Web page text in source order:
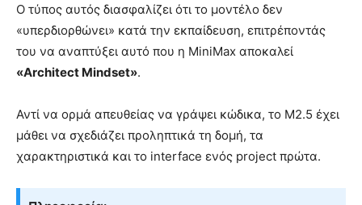
Ο τύπος αυτός διασφαλίζει ότι το μοντέλο δεν
«υπερδιορθώνει» κατά την εκπαίδευση, επιτρέποντάς
του να αναπτύξει αυτό που η MiniMax αποκαλεί
«Architect Mindset».
Αντί να ορμά απευθείας να γράψει κώδικα, το M2.5 έχει
μάθει να σχεδιάζει προληπτικά τη δομή, τα
χαρακτηριστικά και το interface ενός project πρώτα.